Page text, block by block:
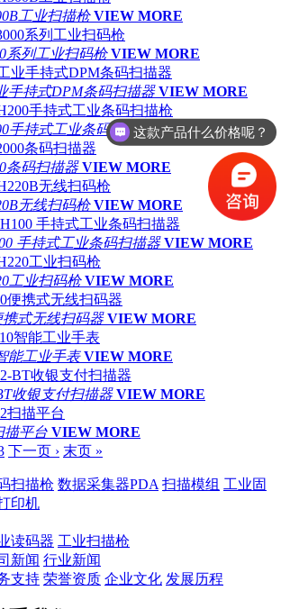
工业扫描枪 VIEW MORE
系列工业扫码枪 VIEW MORE
手持式DPM条码扫描器 VIEW MORE
手持式工业条码扫描枪 VIEW MORE
条码扫描器 VIEW MORE
无线扫码枪 VIEW MORE
手持式工业条码扫描器 VIEW MORE
工业扫码枪 VIEW MORE
携式无线扫码器 VIEW MORE
能工业手表 VIEW MORE
收银支付扫描器 VIEW MORE
描平台 VIEW MORE
下一页 › 末页 »
扫描枪 数据采集器PDA 扫描模组 工业固
印机
读码器 工业扫描枪
新闻 行业新闻
支持 荣誉资质 企业文化 发展历程
这款产品什么价格呢？